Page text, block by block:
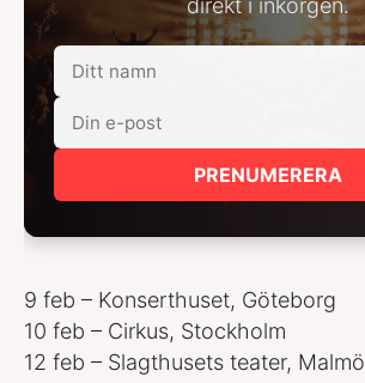
direkt i inkorgen.
PRENUMERERA
9 feb – Konserthuset, Göteborg
10 feb – Cirkus, Stockholm
12 feb – Slagthusets teater, Malmö